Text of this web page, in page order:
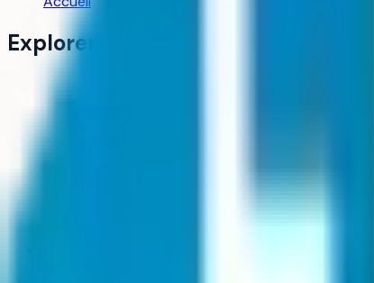
Explorer